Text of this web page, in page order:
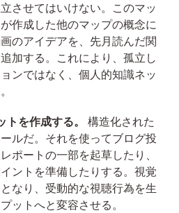
させてはいけない。このマッ
作成した他のマップの概念に
のアイデアを、先月読んだ関
加する。これにより、孤立し
ンではなく、個人的知識ネッ
を作成する。
構造化された
ルだ。それを使ってブログ投
ポートの一部を起草したり、
ントを準備したりする。視覚
なり、受動的な視聴行為を生
ットへと変容させる。